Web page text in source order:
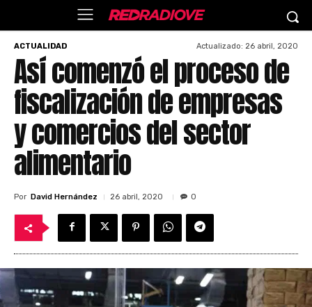
ACTUALIDAD Actualizado: 26 abril, 2020
Así comenzó el proceso de
fiscalización de empresas
y comercios del sector
alimentario
Por David Hernández 26 abril, 2020 0